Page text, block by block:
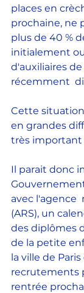
places en
prochaine, ne
plus de 40 %
initialement
d'auxiliaires
récemment
Cette
en grandes
très important
Il parait donc
avec l'agence
(ARS), un
des diplômes
de la petite
la ville de
recrutements
rentrée